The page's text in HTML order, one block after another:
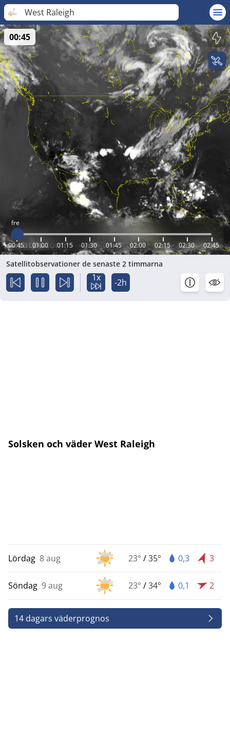
West Raleigh
fre
00:45 01:00 01:15 01:30 01:45 02:00 02:15 02:30 02:45
00:45
Satellitobservationer de senaste 2 timmarna
1x -2h
Solsken och väder West Raleigh
Lördag 8 aug 23° /35° 0,3 3
Söndag 9 aug 23° /34° 0,1 2
14 dagars väderprognos